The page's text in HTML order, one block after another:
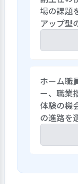
検討され
ームでの
されるよ
いを通し
らホーム
て考える
また、職
ルだから
子どもと
のニーズ
でいる。
場の課題
アップ型
目指し、
来の会議
編成し、
整えてい
主任がホ
わるホー
議するよ
ホーム職
ー、職業
体験の機
の進路を